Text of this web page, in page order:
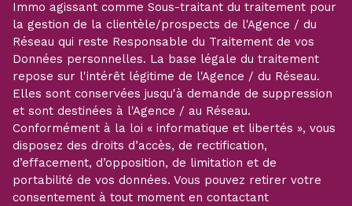
Immo agissant comme Sous-traitant du traitement pour
la gestion de la clientèle/prospects de l'Agence / du
Réseau qui reste Responsable du Traitement de vos
Données personnelles. La base légale du traitement
repose sur l'intérêt légitime de l'Agence / du Réseau.
Elles sont conservées jusqu'à demande de suppression
et sont destinées à l'Agence / au Réseau.
Conformément à la loi « informatique et libertés », vous
disposez des droits d’accès, de rectification,
d’effacement, d’opposition, de limitation et de
portabilité de vos données. Vous pouvez retirer votre
consentement à tout moment en contactant